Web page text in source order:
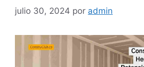
julio 30, 2024 por admin